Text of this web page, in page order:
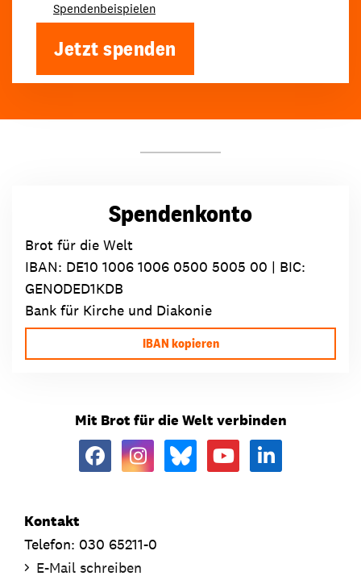
Spendenbeispielen
Jetzt spenden
Spendenkonto
Brot für die Welt
IBAN: DE10 1006 1006 0500 5005 00 | BIC:
GENODED1KDB
Bank für Kirche und Diakonie
IBAN kopieren
Mit Brot für die Welt verbinden
Kontakt
Telefon: 030 65211-0
E-Mail schreiben